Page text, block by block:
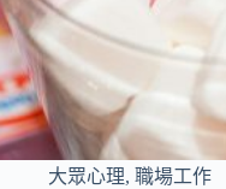
大眾心理, 職場工作